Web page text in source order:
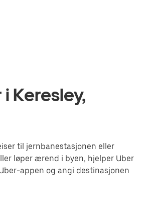
Keresley,
til jernbanestasjonen eller
løper ærend i byen, hjelper Uber
appen og angi destinasjonen